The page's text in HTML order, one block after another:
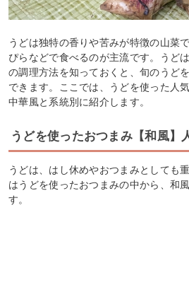
うどは独特の香りや苦みが特徴の山菜
ぴらなどで食べるのが主流です。うど
の調理方法を知っておくと、旬のうど
できます。ここでは、うどを使った人
中華風と系統別に紹介します。
うどを使ったおつまみ【和風】
うどは、はし休めやおつまみとしても
はうどを使ったおつまみの中から、和
す。